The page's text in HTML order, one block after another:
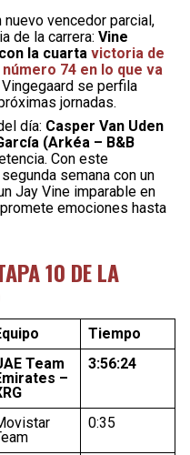
vencedor parcial,
de la carrera: Vine
la cuarta victoria de
74 en lo que va
se perfila
jornadas.
día: Casper Van Uden
(Arkéa – B&B
Con este
semana con un
Jay Vine imparable en
emociones hasta
10 DE LA
Tiempo
Team
–
3:56:24
0:35